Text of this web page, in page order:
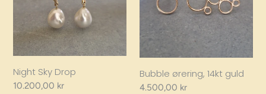
Night Sky Drop
Regular
10.200,00 kr
Bubble ørering, 14kt guld
Regular
4.500,00 kr